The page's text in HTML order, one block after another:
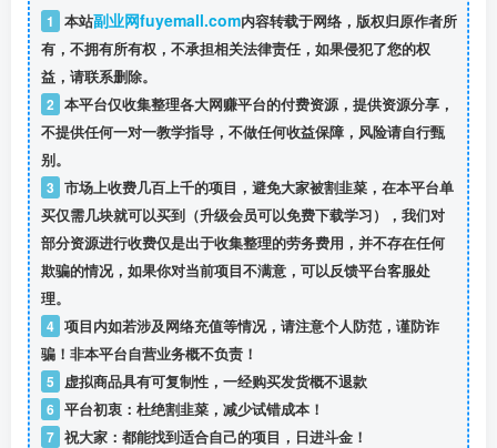
1 本站副业网fuyemall.com内容转载于网络，版权归原作者所
有，不拥有所有权，不承担相关法律责任，如果侵犯了您的权
益，请联系删除。
2 本平台仅收集整理各大网赚平台的付费资源，提供资源分享，
不提供任何一对一教学指导，不做任何收益保障，风险请自行甄
别。
3 市场上收费几百上千的项目，避免大家被割韭菜，在本平台单
买仅需几块就可以买到（升级会员可以免费下载学习），我们对
部分资源进行收费仅是出于收集整理的劳务费用，并不存在任何
欺骗的情况，如果你对当前项目不满意，可以反馈平台客服处
理。
4 项目内如若涉及网络充值等情况，请注意个人防范，谨防诈
骗！非本平台自营业务概不负责！
5
虚拟商品具有可复制性，一经购买发货概不退款
6 平台初衷：杜绝割韭菜，减少试错成本！
7 祝大家：都能找到适合自己的项目，日进斗金！